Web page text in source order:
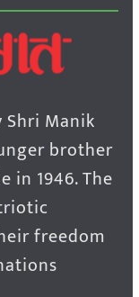
Shri Manik
brother
in 1946. The
freedom